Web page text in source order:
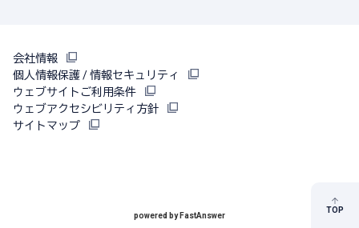
会社情報
個人情報保護 / 情報セキュリティ
ウェブサイトご利用条件
ウェブアクセシビリティ方針
サイトマップ
powered by FastAnswer
TOP